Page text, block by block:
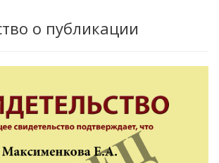
о публикации